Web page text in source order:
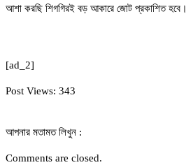
আশা করছি শিগগিরই বড় আকারে জোট প্রকাশিত হবে।
[ad_2]
Post Views: 343
আপনার মতামত লিখুন :
Comments are closed.